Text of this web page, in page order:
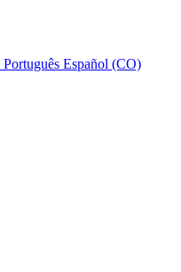
Português Español (CO)